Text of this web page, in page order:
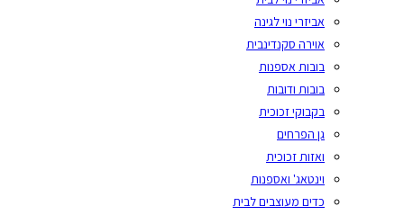
אביזרי נוי לגינה
אוירה סקנדינבית
בובות אספנות
בובות ודובות
בקבוקי זכוכית
גן הפרחים
ואזות זכוכית
וינטאג' ואספנות
כדים מעוצבים לבית